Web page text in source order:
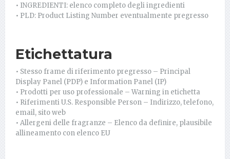
• INGREDIENTI: elenco completo degli ingredienti
• PLD: Product Listing Number eventualmente pregresso
Etichettatura
• Stesso frame di riferimento pregresso – Principal
Display Panel (PDP) e Information Panel (IP)
• Prodotti per uso professionale – Warning in etichetta
• Riferimenti U.S. Responsible Person – Indirizzo, telefono,
email, sito web
• Allergeni delle fragranze – Elenco da definire, plausibile
allineamento con elenco EU